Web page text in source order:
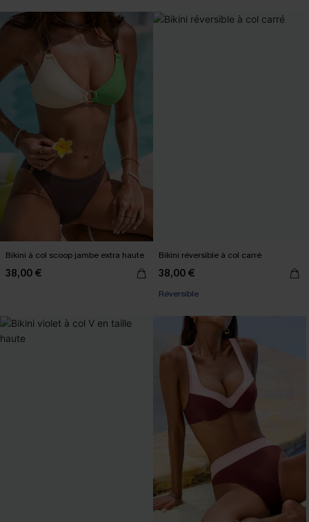
Bikini à col scoop jambe extra haute
38,00 €
Bikini réversible à col carré
38,00 €
Réversible